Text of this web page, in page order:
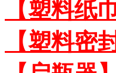
【塑料纸
【塑料密